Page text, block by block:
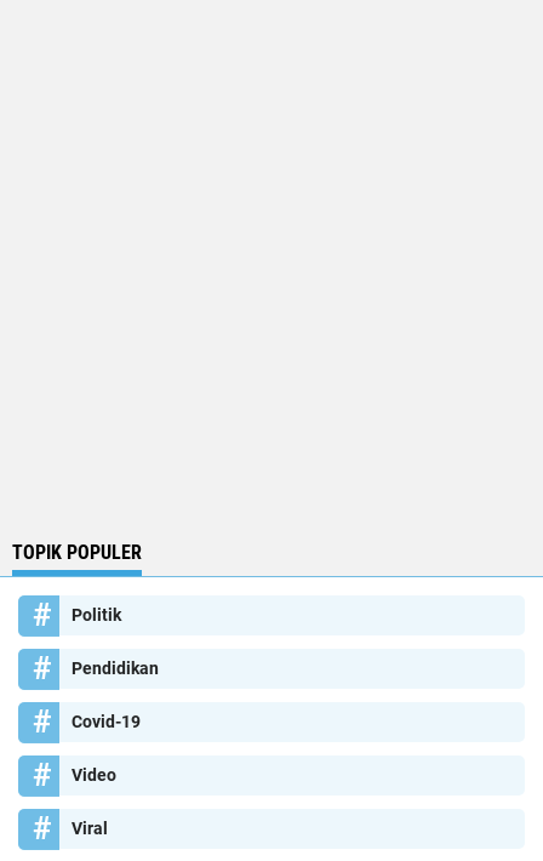
TOPIK POPULER
Politik
Pendidikan
Covid-19
Video
Viral